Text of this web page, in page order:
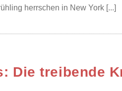
herrschen in New York [...]
Die treibende